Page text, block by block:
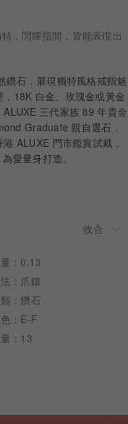
，閃耀指間，皆能表現出
鑽石，展現獨特風格戒指魅
18K 白金、玫瑰金或黃金
三代家族 89 年貴金
Graduate 親自選石，
ALUXE 門市鑑賞試戴，
愛量身打造。
：0.13
：爪鑲
：鑽石
：E-F
：13